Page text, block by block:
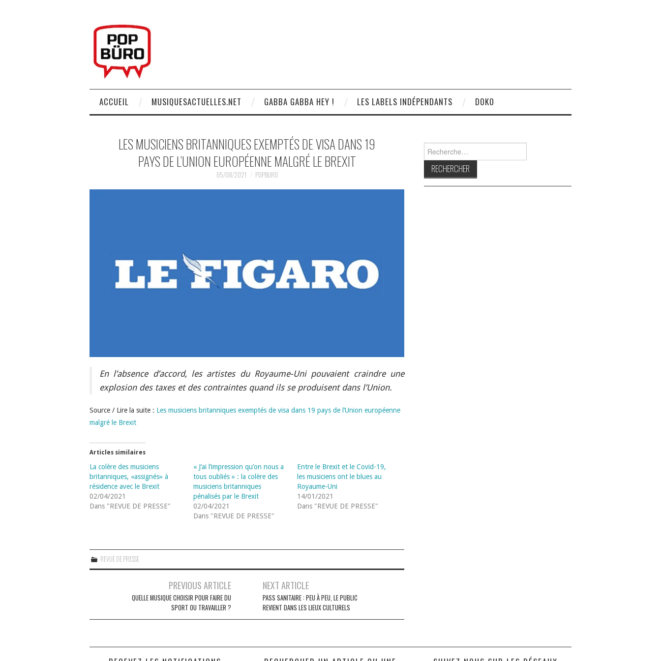
ACCUEIL MUSIQUESACTUELLES.NET GABBA GABBA HEY ! LES LABELS INDÉPENDANTS DOKO
LES MUSICIENS BRITANNIQUES EXEMPTÉS DE VISA DANS 19
PAYS DE L’UNION EUROPÉENNE MALGRÉ LE BREXIT
05/08/2021 POPBURO
En l’absence d’accord, les artistes du Royaume-Uni pouvaient craindre une
explosion des taxes et des contraintes quand ils se produisent dans l’Union.
Source / Lire la suite : Les musiciens britanniques exemptés de visa dans 19 pays de l’Union européenne
malgré le Brexit
Articles similaires
La colère des musiciens
britanniques, «assignés» à
résidence avec le Brexit
02/04/2021
Dans "REVUE DE PRESSE"
« J’ai l’impression qu’on nous a
tous oubliés » : la colère des
musiciens britanniques
pénalisés par le Brexit
02/04/2021
Dans "REVUE DE PRESSE"
Entre le Brexit et le Covid-19,
les musiciens ont le blues au
Royaume-Uni
14/01/2021
Dans "REVUE DE PRESSE"
REVUE DE PRESSE
PREVIOUS ARTICLE
QUELLE MUSIQUE CHOISIR POUR FAIRE DU
SPORT OU TRAVAILLER ?
NEXT ARTICLE
PASS SANITAIRE : PEU À PEU, LE PUBLIC
REVIENT DANS LES LIEUX CULTURELS